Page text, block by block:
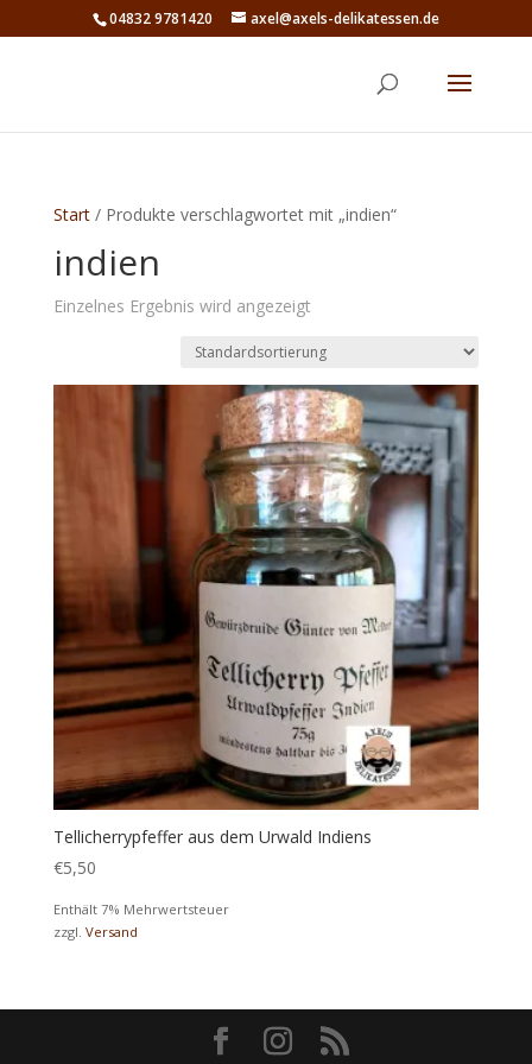
04832 9781420 axel@axels-delikatessen.de
Start/ Produkte verschlagwortet mit „indien“
indien
Einzelnes Ergebnis wird angezeigt
Tellicherrypfeffer aus dem Urwald Indiens
€5,50
Enthält 7% Mehrwertsteuer
zzgl. Versand